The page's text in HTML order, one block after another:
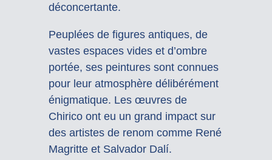
déconcertante.
Peuplées de figures antiques, de
vastes espaces vides et d’ombre
portée, ses peintures sont connues
pour leur atmosphère délibérément
énigmatique. Les œuvres de
Chirico ont eu un grand impact sur
des artistes de renom comme René
Magritte et Salvador Dalí.